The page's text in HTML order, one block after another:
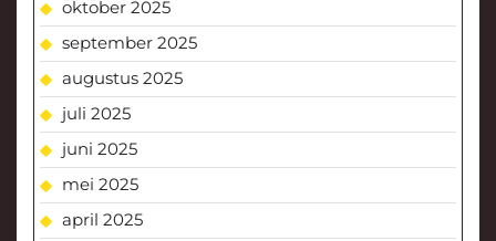
oktober 2025
september 2025
augustus 2025
juli 2025
juni 2025
mei 2025
april 2025